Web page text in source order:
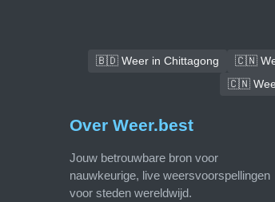
🇧🇩 Weer in Chittagong 🇨🇳
🇨🇳
Over Weer.best
Jouw betrouwbare bron voor
nauwkeurige, live weersvoorspellingen
voor steden wereldwijd.